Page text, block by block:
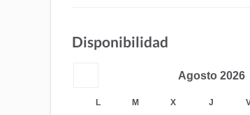
Disponibilidad
Agosto 2026
L M X J